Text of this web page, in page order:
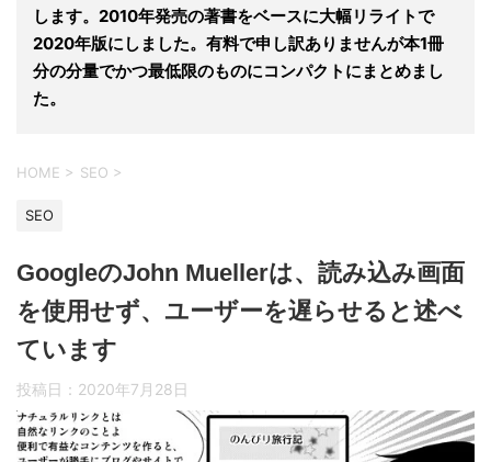
します。2010年発売の著書をベースに大幅リライトで
2020年版にしました。有料で申し訳ありませんが本1冊
分の分量でかつ最低限のものにコンパクトにまとめまし
た。
HOME > SEO >
SEO
GoogleのJohn Muellerは、読み込み画面
を使用せず、ユーザーを遅らせると述べ
ています
投稿日： 2020年7月28日